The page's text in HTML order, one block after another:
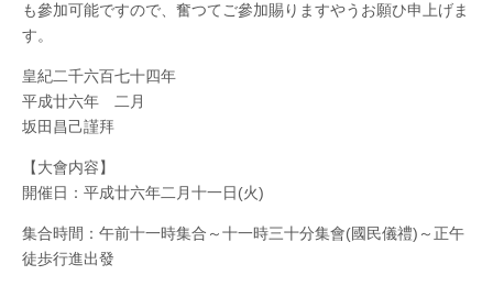
も參加可能ですので、奮つてご參加賜りますやうお願ひ申上げま
す。
皇紀二千六百七十四年
平成廿六年 二月
坂田昌己謹拜
【大會内容】
開催日：平成廿六年二月十一日(火)
集合時間：午前十一時集合～十一時三十分集會(國民儀禮)～正午
徒歩行進出發